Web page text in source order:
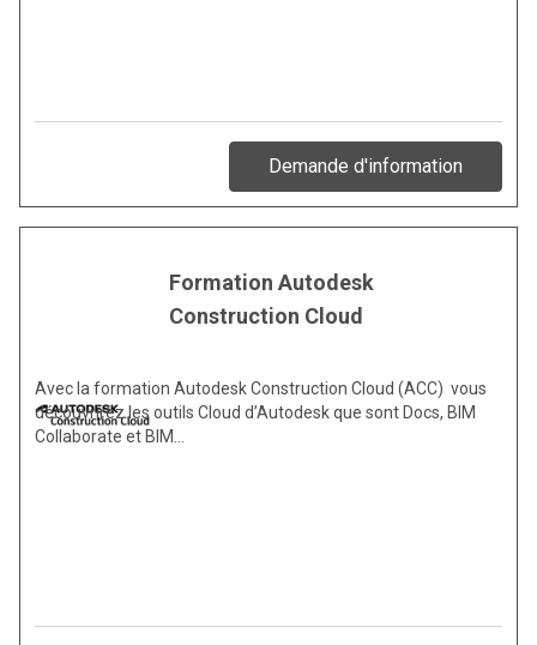
Demande d'information
Formation Autodesk
Construction Cloud
Avec la formation Autodesk Construction Cloud (ACC) vous
découvrirez les outils Cloud d’Autodesk que sont Docs, BIM
Collaborate et BIM…